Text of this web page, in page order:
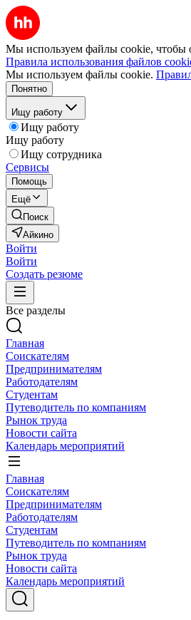
Мы используем файлы cookie, чтобы
Правила использования файлов
Мы используем файлы cookie.
Понятно
Ищу работу
Ищу работу
Ищу работу
Ищу сотрудника
Сервисы
Помощь
Ещё
Поиск
Айкино
Войти
Войти
Создать резюме
Все разделы
Главная
Соискателям
Предпринимателям
Работодателям
Студентам
Путеводитель по компаниям
Рынок труда
Новости сайта
Календарь мероприятий
Главная
Соискателям
Предпринимателям
Работодателям
Студентам
Путеводитель по компаниям
Рынок труда
Новости сайта
Календарь мероприятий